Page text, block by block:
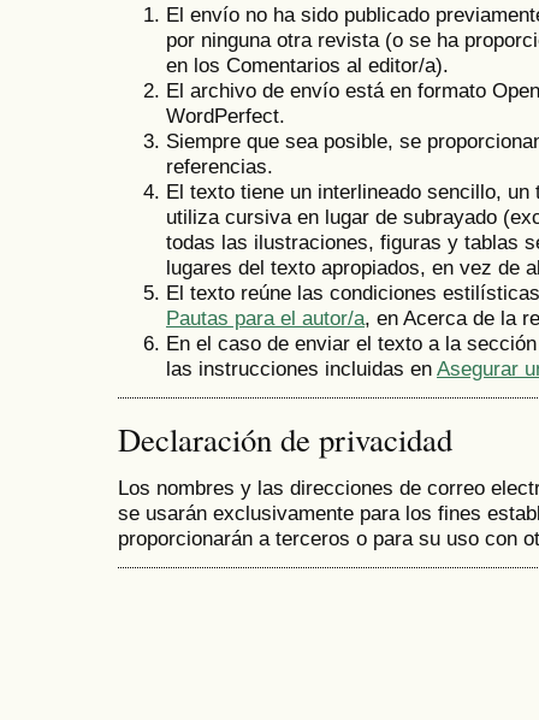
El envío no ha sido publicado
por ninguna otra revista (o se ha
en los Comentarios al editor/a).
El archivo de envío está en formato
WordPerfect.
Siempre que sea posible, se
referencias.
El texto tiene un interlineado sencillo,
utiliza cursiva en lugar de subrayado
todas las ilustraciones, figuras y tablas
lugares del texto apropiados, en vez de
El texto reúne las condiciones
Pautas para el autor/a, en Acerca de la
En el caso de enviar el texto a la
las instrucciones incluidas en Asegurar
Declaración de privacidad
Los nombres y las direcciones de correo
se usarán exclusivamente para los fines
proporcionarán a terceros o para su uso con